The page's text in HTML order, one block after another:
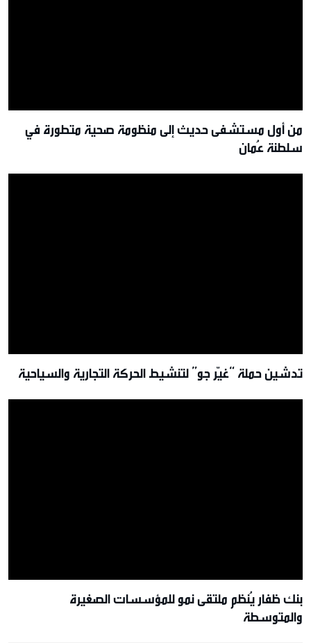
من أول مستشفى حديث إلى منظومة صحية متطورة في
سلطنة عُمان
تدشين حملة “غيّر جو” لتنشيط الحركة التجارية والسياحية
بنك ظفار يُنظم ملتقى نمو للمؤسسات الصغيرة
والمتوسطة